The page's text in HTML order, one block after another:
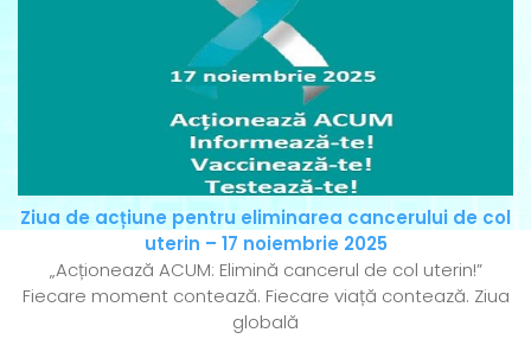
Ziua de acțiune pentru eliminarea cancerului de col
uterin – 17 noiembrie 2025
„Acționează ACUM: Elimină cancerul de col uterin!”
Fiecare moment contează. Fiecare viață contează. Ziua
globală